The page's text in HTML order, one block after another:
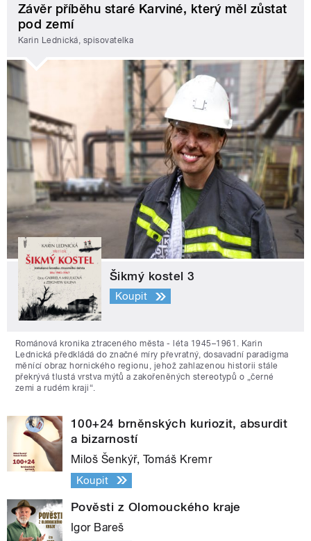
Závěr příběhu staré Karviné, který měl zůstat
pod zemí
Karin Lednická, spisovatelka
Šikmý kostel 3
Koupit
Románová kronika ztraceného města - léta 1945–1961. Karin
Lednická předkládá do značné míry převratný, dosavadní paradigma
měnící obraz hornického regionu, jehož zahlazenou historii stále
překrývá tlustá vrstva mýtů a zakořeněných stereotypů o „černé
zemi a rudém kraji“.
100+24 brněnských kuriozit, absurdit
a bizarností
Miloš Šenkýř, Tomáš Kremr
Koupit
Pověsti z Olomouckého kraje
Igor Bareš